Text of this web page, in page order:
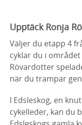
Upptäck Ronja
Väljer du etapp 4
cyklar du i
Rövardotter
när du trampar
I Edsleskog, en
cykelleder, kan du